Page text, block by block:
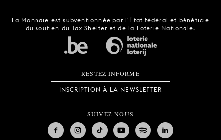
La Monnaie est subventionnée par l'État fédéral et bénéficie
du soutien du Tax Shelter et de la Loterie Nationale.
RESTEZ INFORMÉ
INSCRIPTION À LA NEWSLETTER
SUIVEZ-NOUS